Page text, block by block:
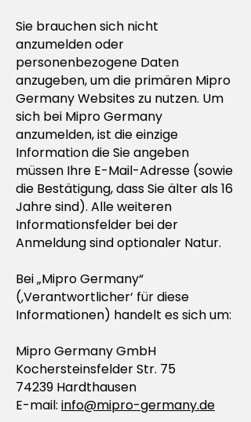
Sie brauchen sich nicht
anzumelden oder
personenbezogene Daten
anzugeben, um die primären Mipro
Germany Websites zu nutzen. Um
sich bei Mipro Germany
anzumelden, ist die einzige
Information die Sie angeben
müssen Ihre E-Mail-Adresse (sowie
die Bestätigung, dass Sie älter als 16
Jahre sind). Alle weiteren
Informationsfelder bei der
Anmeldung sind optionaler Natur.
Bei „Mipro Germany“
(‚Verantwortlicher‘ für diese
Informationen) handelt es sich um:
Mipro Germany GmbH
Kochersteinsfelder Str. 75
74239 Hardthausen
E-mail: info@mipro-germany.de